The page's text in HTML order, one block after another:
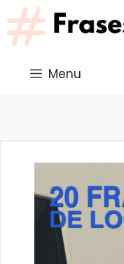
Saltar
al
contenido
Menu